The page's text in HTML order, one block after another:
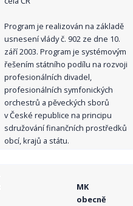
Program je realizován na základě
usnesení vlády č. 902 ze dne 10.
září 2003. Program je systémovým
řešením státního podílu na rozvoji
profesionálních divadel,
profesionálních symfonických
orchestrů a pěveckých sborů
v České republice na principu
sdružování finančních prostředků
obcí, krajů a státu.
MK
obecně